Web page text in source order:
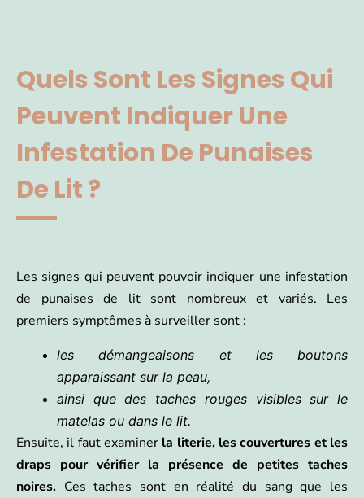
Quels Sont Les Signes Qui
Peuvent Indiquer Une
Infestation De Punaises
De Lit ?
Les signes qui peuvent pouvoir indiquer une infestation
de punaises de lit sont nombreux et variés. Les
premiers symptômes à surveiller sont :
les démangeaisons et les boutons
apparaissant sur la peau,
ainsi que des taches rouges visibles sur le
matelas ou dans le lit.
Ensuite, il faut examiner la literie, les couvertures et les
draps pour vérifier la présence de petites taches
noires. Ces taches sont en réalité du sang que les